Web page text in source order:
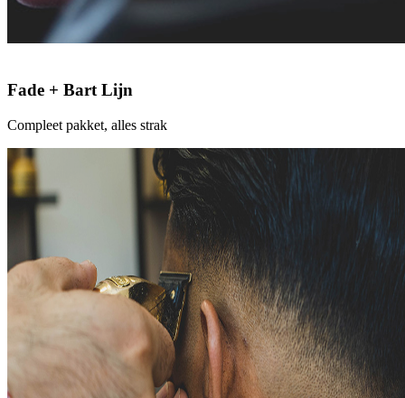
Fade + Bart Lijn
Compleet pakket, alles strak